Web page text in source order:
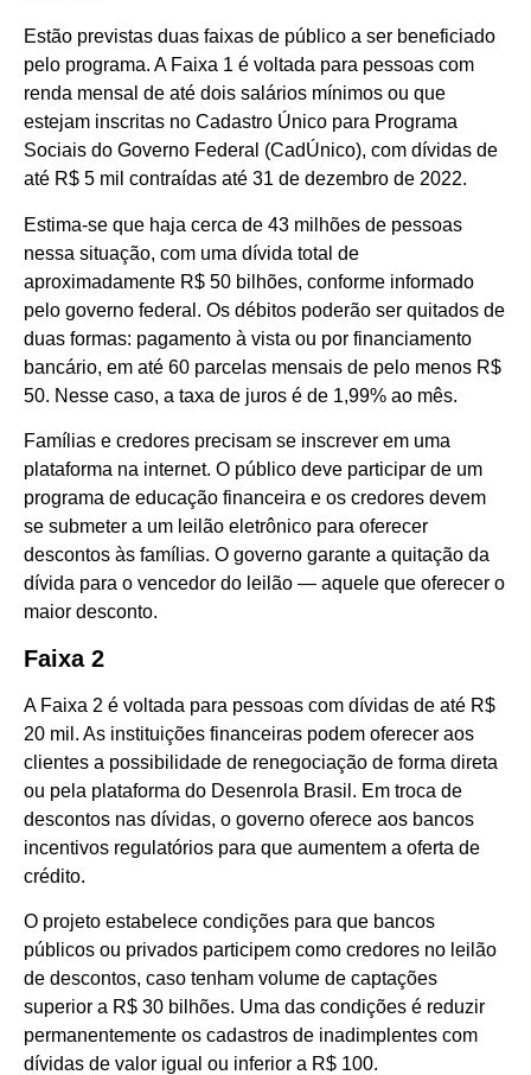
Estão previstas duas faixas de público a ser beneficiado
pelo programa. A Faixa 1 é voltada para pessoas com
renda mensal de até dois salários mínimos ou que
estejam inscritas no Cadastro Único para Programa
Sociais do Governo Federal (CadÚnico), com dívidas de
até R$ 5 mil contraídas até 31 de dezembro de 2022.
Estima-se que haja cerca de 43 milhões de pessoas
nessa situação, com uma dívida total de
aproximadamente R$ 50 bilhões, conforme informado
pelo governo federal. Os débitos poderão ser quitados de
duas formas: pagamento à vista ou por financiamento
bancário, em até 60 parcelas mensais de pelo menos R$
50. Nesse caso, a taxa de juros é de 1,99% ao mês.
Famílias e credores precisam se inscrever em uma
plataforma na internet. O público deve participar de um
programa de educação financeira e os credores devem
se submeter a um leilão eletrônico para oferecer
descontos às famílias. O governo garante a quitação da
dívida para o vencedor do leilão — aquele que oferecer o
maior desconto.
Faixa 2
A Faixa 2 é voltada para pessoas com dívidas de até R$
20 mil. As instituições financeiras podem oferecer aos
clientes a possibilidade de renegociação de forma direta
ou pela plataforma do Desenrola Brasil. Em troca de
descontos nas dívidas, o governo oferece aos bancos
incentivos regulatórios para que aumentem a oferta de
crédito.
O projeto estabelece condições para que bancos
públicos ou privados participem como credores no leilão
de descontos, caso tenham volume de captações
superior a R$ 30 bilhões. Uma das condições é reduzir
permanentemente os cadastros de inadimplentes com
dívidas de valor igual ou inferior a R$ 100.